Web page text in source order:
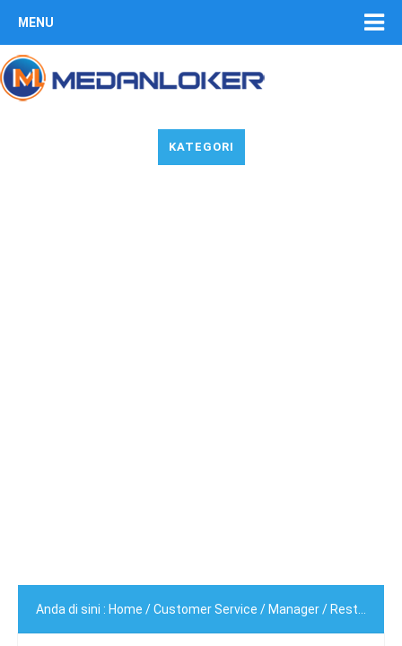
MENU
KATEGORI
Anda di sini : Home /Customer Service / Manager/ Restoran/Kafe